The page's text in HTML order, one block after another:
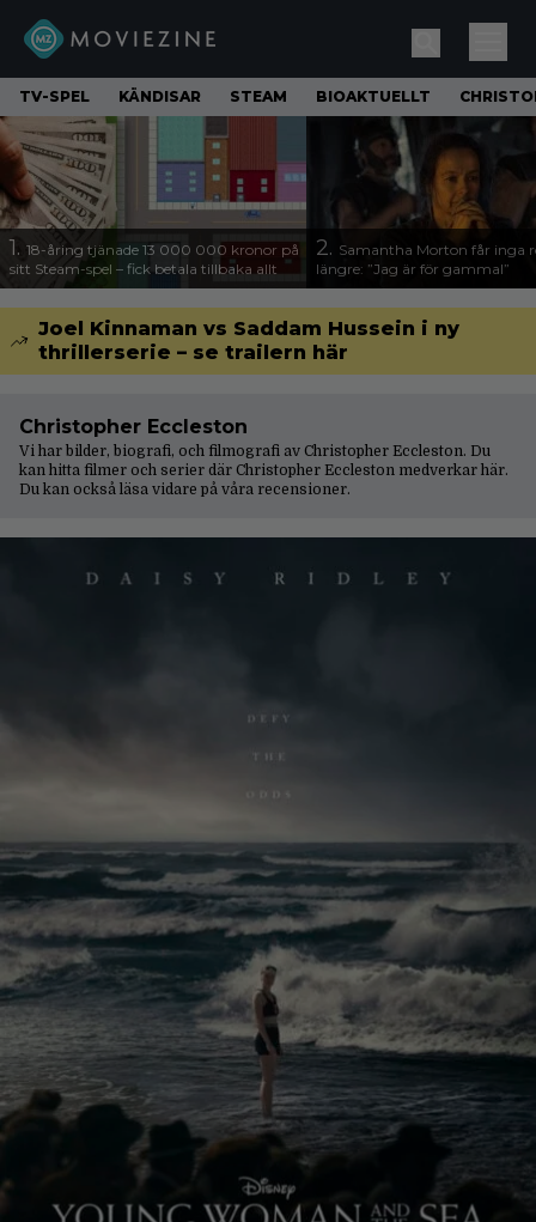
TV-SPEL KÄNDISAR STEAM BIOAKTUELLT
1. 18-åring tjänade 13 000 000 kronor på
sitt Steam-spel – fick betala tillbaka allt
2. Samantha Morton får inga
längre: ”Jag är för gammal”
Joel Kinnaman vs Saddam Hussein i ny
thrillerserie – se trailern här
Christopher Eccleston
Vi har bilder, biografi, och filmografi av Christopher Eccleston. Du
kan hitta filmer och serier där Christopher Eccleston medverkar här.
Du kan också läsa vidare på våra recensioner.